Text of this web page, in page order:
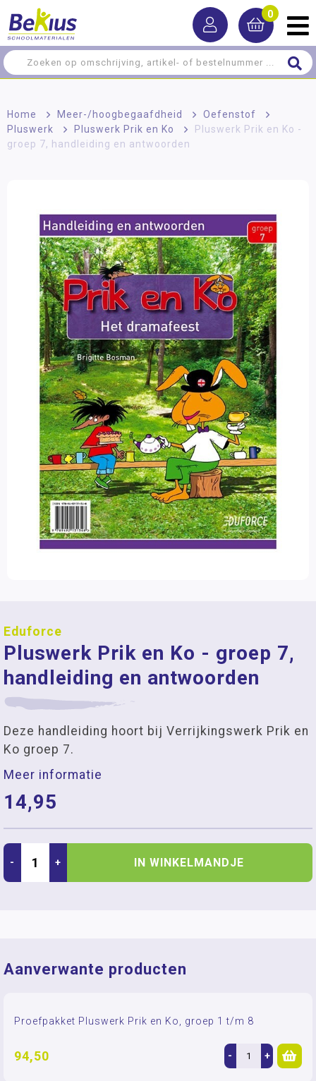
0
Home > Meer-/hoog­begaafdheid > Oefenstof
>
Pluswerk
> Pluswerk Prik en Ko >
Pluswerk Prik en Ko -
groep 7, handleiding en antwoorden
Eduforce
Pluswerk Prik en Ko - groep 7,
handleiding en antwoorden
Deze handleiding hoort bij Verrijkingswerk Prik en
Ko groep 7.
Meer informatie
14,95
- + IN WINKELMANDJE
Aanverwante producten
Proefpakket Pluswerk Prik en Ko, groep 1 t/m 8
94,50 - +